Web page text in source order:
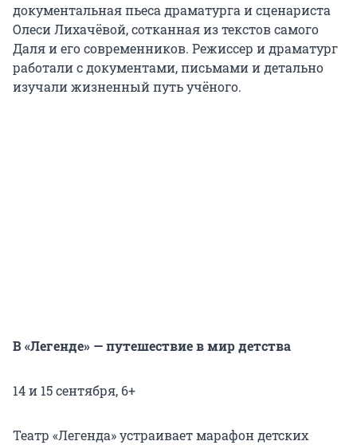
документальная пьеса драматурга и сценариста
Олеси Лихачёвой, сотканная из текстов самого
Даля и его современников. Режиссер и драматург
работали с документами, письмами и детально
изучали жизненный путь учёного.
В «Легенде» — путешествие в мир детства
14 и 15 сентября, 6+
Театр «Легенда» устраивает марафон детских